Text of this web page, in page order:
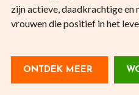
zijn actieve, daadkrachtige
vrouwen die positief in het
ONTDEK MEER